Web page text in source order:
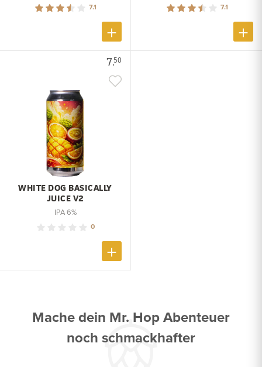
7.1 7.1
7.50
WHITE DOG BASICALLY
JUICE V2
IPA 6%
0
Mache dein Mr. Hop Abenteuer
noch schmackhafter